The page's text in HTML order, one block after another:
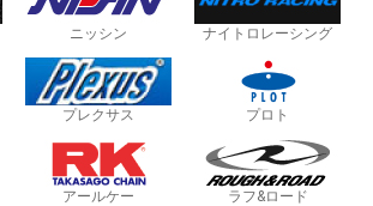
ニッシン ナイトロレーシング
プレクサス プロト
アールケー ラフ&ロード